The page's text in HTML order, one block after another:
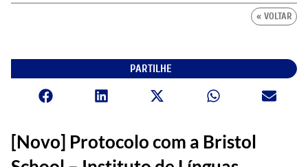
« VOLTAR
PARTILHE
[Novo] Protocolo com a Bristol